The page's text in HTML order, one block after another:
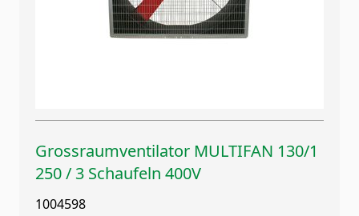
Grossraumventilator MULTIFAN 130/1
250 / 3 Schaufeln 400V
1004598